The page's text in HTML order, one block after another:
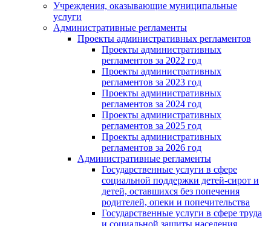
Учреждения, оказывающие муниципальные
услуги
Административные регламенты
Проекты административных регламентов
Проекты административных
регламентов за 2022 год
Проекты административных
регламентов за 2023 год
Проекты административных
регламентов за 2024 год
Проекты административных
регламентов за 2025 год
Проекты административных
регламентов за 2026 год
Административные регламенты
Государственные услуги в сфере
социальной поддержки детей-сирот и
детей, оставшихся без попечения
родителей, опеки и попечительства
Государственные услуги в сфере труда
и социальной защиты населения